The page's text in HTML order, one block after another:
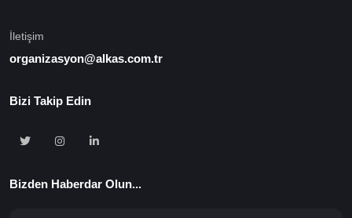
İletişim
organizasyon@alkas.com.tr
Bizi Takip Edin
Bizden Haberdar Olun...